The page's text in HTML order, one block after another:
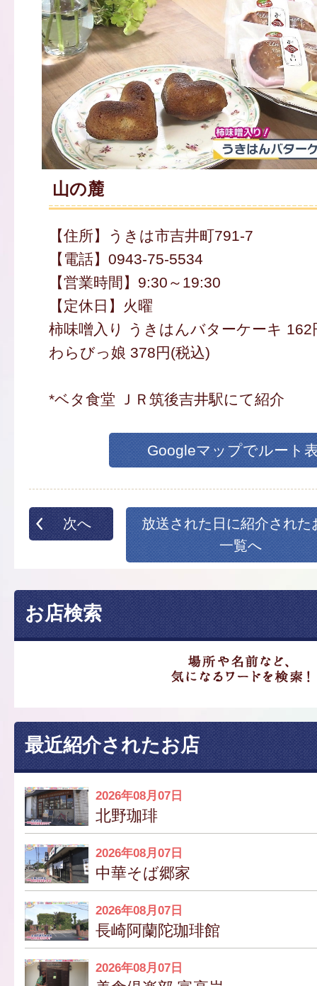
山の麓
【住所】うきは市吉井町791-7
【電話】0943-75-5534
【営業時間】9:30～19:30
【定休日】火曜
柿味噌入り うきはんバターケーキ 162
わらびっ娘 378円(税込)
*ベタ食堂 ＪＲ筑後吉井駅にて紹介
Googleマップでルート
次へ
放送された日に紹介された
一覧へ
お店検索
最近紹介されたお店
2026年08月07日
北野珈琲
2026年08月07日
中華そば郷家
2026年08月07日
長崎阿蘭陀珈琲館
2026年08月07日